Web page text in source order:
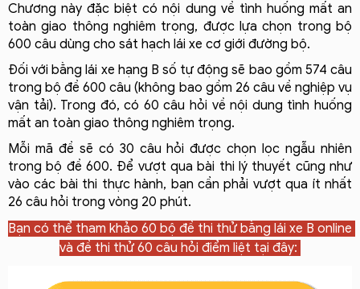
Chương này đặc biệt có nội dung về tình huống mất an
toàn giao thông nghiêm trọng, được lựa chọn trong bộ
600 câu dùng cho sát hạch lái xe cơ giới đường bộ.
Đối với bằng lái xe hạng B số tự động sẽ bao gồm 574 câu
trong bộ đề 600 câu (không bao gồm 26 câu về nghiệp vụ
vận tải). Trong đó, có 60 câu hỏi về nội dung tình huống
mất an toàn giao thông nghiêm trọng.
Mỗi mã đề sẽ có 30 câu hỏi được chọn lọc ngẫu nhiên
trong bộ đề 600. Để vượt qua bài thi lý thuyết cũng như
vào các bài thi thực hành, bạn cần phải vượt qua ít nhất
26 câu hỏi trong vòng 20 phút.
Bạn có thể tham khảo 60 bộ đề thi thử bằng lái xe B online
và đề thi thử 60 câu hỏi điểm liệt tại đây: